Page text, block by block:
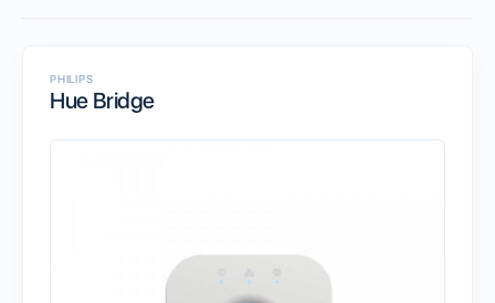
PHILIPS
Hue Bridge